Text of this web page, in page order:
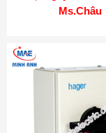
Ms.Châu